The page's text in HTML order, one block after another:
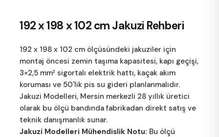
192 x 198 x 102 cm Jakuzi Rehberi
192 x 198 x 102 cm ölçüsündeki jakuziler için
montaj öncesi zemin taşıma kapasitesi, kapı geçişi,
3×2,5 mm² sigortalı elektrik hattı, kaçak akım
koruması ve 50'lik pis su gideri planlanmalıdır.
Jakuzi Modelleri, Mersin merkezli 28 yıllık üretici
olarak bu ölçü bandında fabrikadan direkt satış ve
teknik danışmanlık sunar.
Jakuzi Modelleri Mühendislik Notu: Bu ölçü